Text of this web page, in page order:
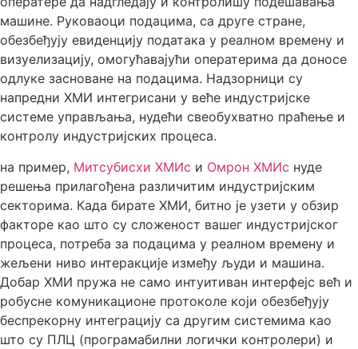
машине. Руковаоци подацима, са друге стране,
обезбеђују евиденцију података у реалном времену и
визуелизацију, омогућавајући оператерима да доносе
одлуке засноване на подацима. Надзорници су
напредни ХМИ интегрисани у веће индустријске
системе управљања, нудећи свеобухватно праћење и
контролу индустријских процеса.
на пример, Митсубисхи ХМИс и Омрон ХМИс нуде
решења прилагођена различитим индустријским
секторима. Када бирате ХМИ, битно је узети у обзир
факторе као што су сложеност вашег индустријског
процеса, потреба за подацима у реалном времену и
жељени ниво интеракције између људи и машина.
Добар ХМИ пружа не само интуитиван интерфејс већ и
робусне комуникационе протоколе који обезбеђују
беспрекорну интеграцију са другим системима као
што су ПЛЦ (програмабилни логички контролери) и